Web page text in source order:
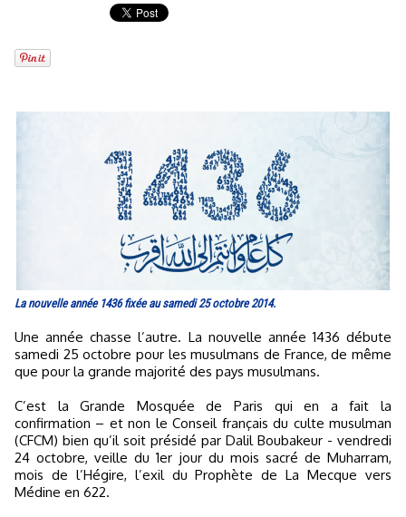
La nouvelle année 1436 fixée au samedi 25 octobre 2014.
Une année chasse l’autre. La nouvelle année 1436 débute
samedi 25 octobre pour les musulmans de France, de même
que pour la grande majorité des pays musulmans.
C’est la Grande Mosquée de Paris qui en a fait la
confirmation – et non le Conseil français du culte musulman
(CFCM) bien qu’il soit présidé par Dalil Boubakeur - vendredi
24 octobre, veille du 1er jour du mois sacré de Muharram,
mois de l’Hégire, l’exil du Prophète de La Mecque vers
Médine en 622.